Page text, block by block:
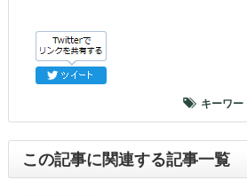
キーワー
この記事に関連する記事一覧